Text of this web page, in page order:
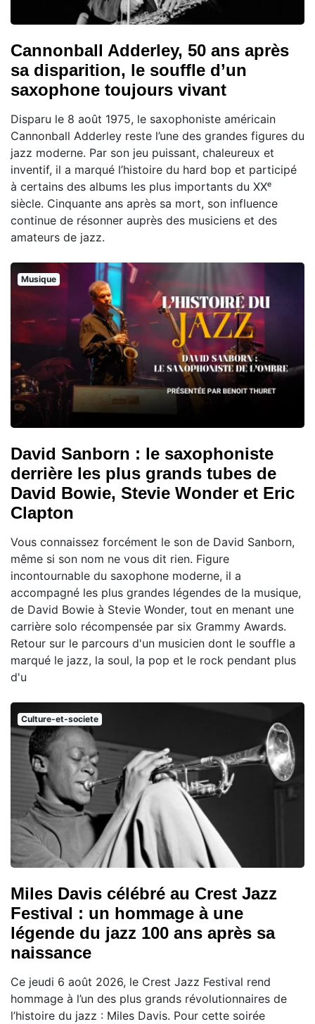
Cannonball Adderley, 50 ans après
sa disparition, le souffle d’un
saxophone toujours vivant
Disparu le 8 août 1975, le saxophoniste américain
Cannonball Adderley reste l’une des grandes figures du
jazz moderne. Par son jeu puissant, chaleureux et
inventif, il a marqué l’histoire du hard bop et participé
à certains des albums les plus importants du XXᵉ
siècle. Cinquante ans après sa mort, son influence
continue de résonner auprès des musiciens et des
amateurs de jazz.
Musique
David Sanborn : le saxophoniste
derrière les plus grands tubes de
David Bowie, Stevie Wonder et Eric
Clapton
Vous connaissez forcément le son de David Sanborn,
même si son nom ne vous dit rien. Figure
incontournable du saxophone moderne, il a
accompagné les plus grandes légendes de la musique,
de David Bowie à Stevie Wonder, tout en menant une
carrière solo récompensée par six Grammy Awards.
Retour sur le parcours d'un musicien dont le souffle a
marqué le jazz, la soul, la pop et le rock pendant plus
d'u
Culture-et-societe
Miles Davis célébré au Crest Jazz
Festival : un hommage à une
légende du jazz 100 ans après sa
naissance
Ce jeudi 6 août 2026, le Crest Jazz Festival rend
hommage à l’un des plus grands révolutionnaires de
l’histoire du jazz : Miles Davis. Pour cette soirée